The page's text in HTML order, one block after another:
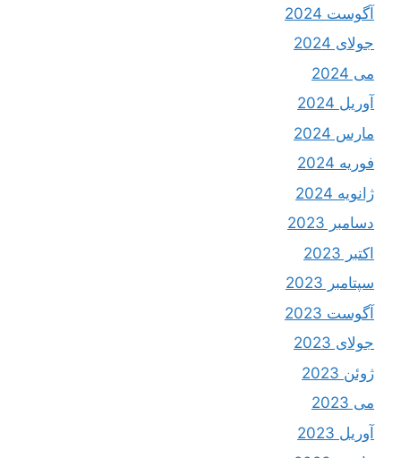
آگوست 2024
جولای 2024
می 2024
آوریل 2024
مارس 2024
فوریه 2024
ژانویه 2024
دسامبر 2023
اکتبر 2023
سپتامبر 2023
آگوست 2023
جولای 2023
ژوئن 2023
می 2023
آوریل 2023